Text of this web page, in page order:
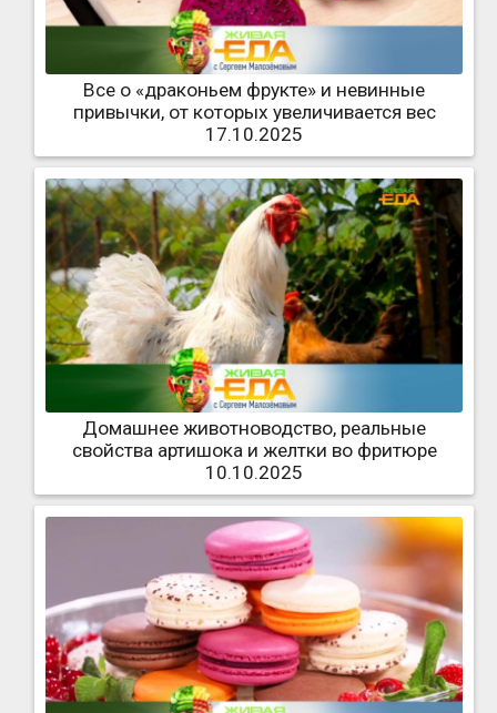
Все о «драконьем фрукте» и невинные
привычки, от которых увеличивается вес
17.10.2025
Домашнее животноводство, реальные
свойства артишока и желтки во фритюре
10.10.2025